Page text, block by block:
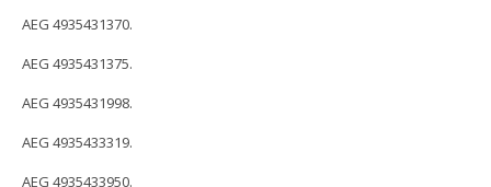
AEG 4935431370.
AEG 4935431375.
AEG 4935431998.
AEG 4935433319.
AEG 4935433950.